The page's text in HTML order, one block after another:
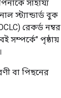
সাহায্য
স্ট্যান্ডার্ড বুক
রেকর্ড নম্বর
সম্পর্কে" পৃষ্ঠায়
বা পিছনের